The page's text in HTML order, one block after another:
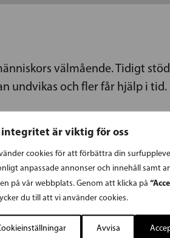
är viktig för oss
cookies för att förbättra din
anpassade annonser och innehåll samt
på vår webbplats. Genom att klicka på
du till att vi använder cookies.
Avvisa
välmående. Tidigt
undvikas och fler får hjälp i tid.